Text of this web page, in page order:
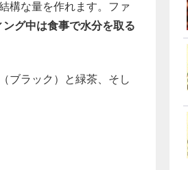
構な量を作れます。ファ
ング中は食事で水分を取る
ブラック）と緑茶、そし